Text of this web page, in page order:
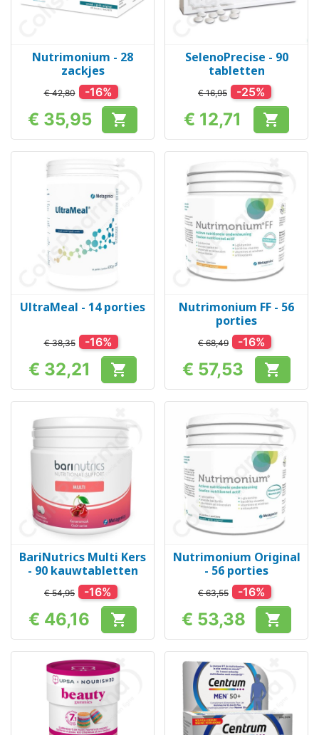
Nutrimonium - 28
zackjes
€ 42,80 -16%
Prijs
€ 35,95 
SelenoPrecise - 90
tabletten
€ 16,95 -25%
Prijs
€ 12,71 
UltraMeal - 14 porties
€ 38,35 -16%
Prijs
€ 32,21 
Nutrimonium FF - 56
porties
€ 68,49 -16%
Prijs
€ 57,53 
BariNutrics Multi Kers
- 90 kauwtabletten
€ 54,95 -16%
Prijs
€ 46,16 
Nutrimonium Original
- 56 porties
€ 63,55 -16%
Prijs
€ 53,38 